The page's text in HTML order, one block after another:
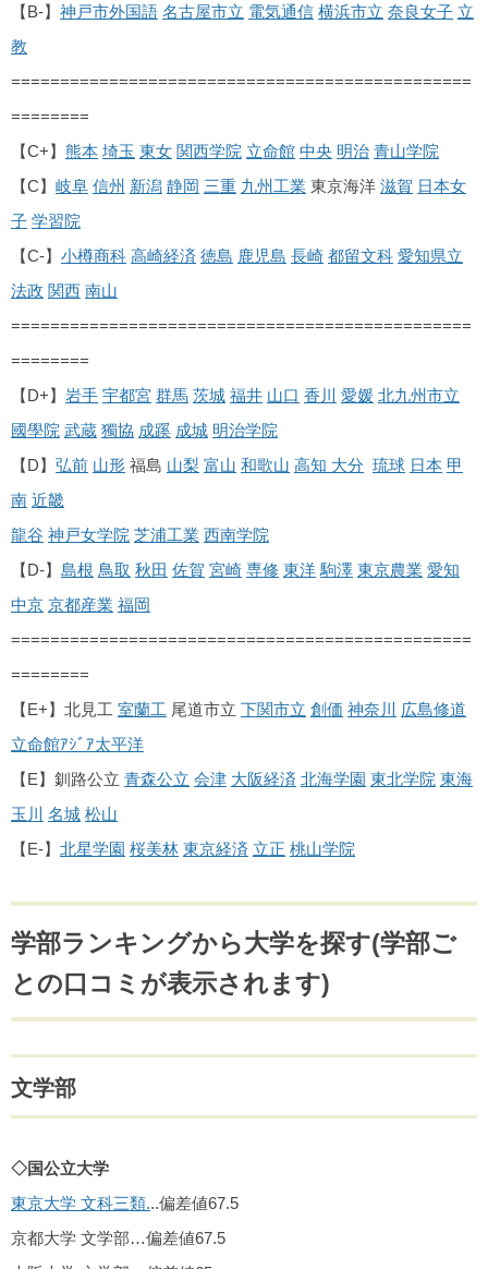
【B-】 神戸市外国語 名古屋市立 電気通信 横浜市立 奈良女子 立
教
===============================================
========
【C+】 熊本 埼玉 東女 関西学院 立命館 中央 明治 青山学院
【C】 岐阜 信州 新潟 静岡 三重 九州工業 東京海洋 滋賀 日本女
子 学習院
【C-】 小樽商科 高崎経済 徳島 鹿児島 長崎 都留文科 愛知県立
法政 関西 南山
===============================================
========
【D+】 岩手 宇都宮 群馬 茨城 福井 山口 香川 愛媛 北九州市立
國學院 武蔵 獨協 成蹊 成城 明治学院
【D】 弘前 山形 福島 山梨 富山 和歌山 高知 大分 琉球 日本 甲
南 近畿
龍谷 神戸女学院 芝浦工業 西南学院
【D-】 島根 鳥取 秋田 佐賀 宮崎 専修 東洋 駒澤 東京農業 愛知
中京 京都産業 福岡
===============================================
========
【E+】北見工 室蘭工 尾道市立 下関市立 創価 神奈川
広島修道
立命館ｱｼﾞｱ太平洋
【E】釧路公立 青森公立 会津 大阪経済 北海学園 東北学院 東海
玉川 名城 松山
【E-】 北星学園 桜美林 東京経済 立正 桃山学院
学部ランキングから大学を探す(学部ご
との口コミが表示されます)
文学部
◇国公立大学
東京大学 文科三類...偏差値67.5
京都大学 文学部…偏差値67.5